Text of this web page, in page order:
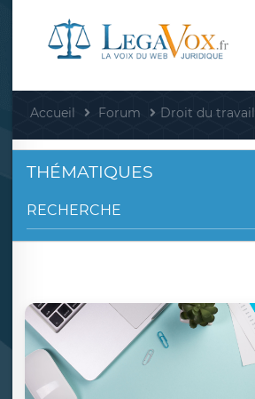
Accueil Forum Droit du travail
THÉMATIQUES